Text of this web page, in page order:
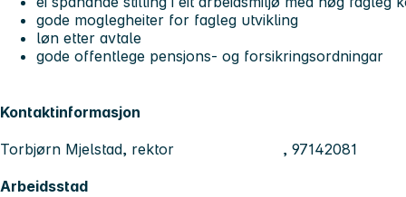
gode moglegheiter for fagleg utvikling
løn etter avtale
gode offentlege pensjons- og forsikringsordningar
Kontaktinformasjon
Torbjørn Mjelstad, rektor , 97142081
Arbeidsstad